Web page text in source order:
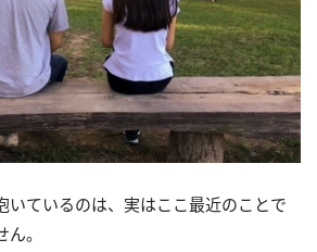
いているのは、実はここ最近のことで
。